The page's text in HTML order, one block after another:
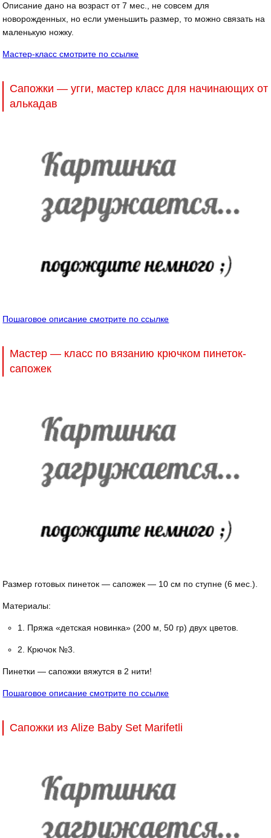
Описание дано на возраст от 7 мес., не совсем для
новорожденных, но если уменьшить размер, то можно связать на
маленькую ножку.
Мастер-класс смотрите по ссылке
Сапожки — угги, мастер класс для начинающих от
алькадав
Пошаговое описание смотрите по ссылке
Мастер — класс по вязанию крючком пинеток-
сапожек
Размер готовых пинеток — сапожек — 10 см по ступне (6 мес.).
Материалы:
1. Пряжа «детская новинка» (200 м, 50 гр) двух цветов.
2. Крючок №3.
Пинетки — сапожки вяжутся в 2 нити!
Пошаговое описание смотрите по ссылке
Сапожки из Alize Baby Set Marifetli